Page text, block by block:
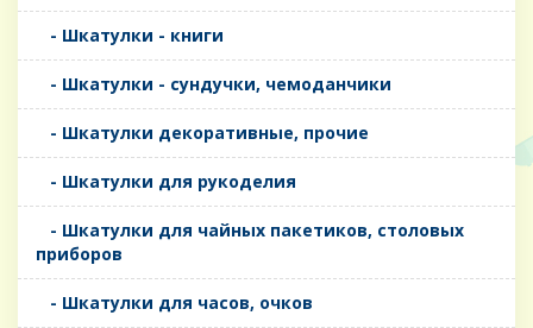
- Шкатулки - книги
- Шкатулки - сундучки, чемоданчики
- Шкатулки декоративные, прочие
- Шкатулки для рукоделия
- Шкатулки для чайных пакетиков, столовых
приборов
- Шкатулки для часов, очков